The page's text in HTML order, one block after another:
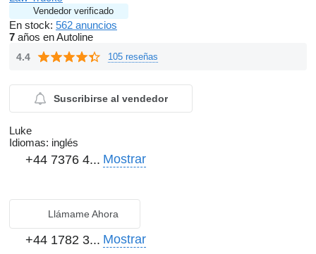
Vendedor verificado
En stock: 562 anuncios
7 años en Autoline
4.4 105 reseñas
Suscribirse al vendedor
Luke
Idiomas: inglés
+44 7376 4... Mostrar
Llámame Ahora
+44 1782 3... Mostrar